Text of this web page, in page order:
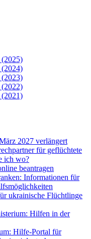
2027 verlängert
für geflüchtete
ich wo?
beantragen
Informationen für
ukrainische Flüchtlinge
Hilfen in der
Hilfe-Portal für